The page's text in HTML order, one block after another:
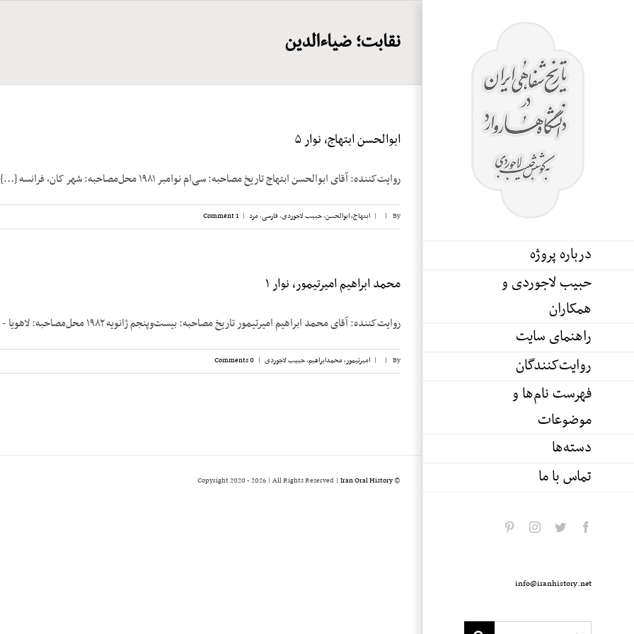
درباره پروژه
حبیب لاجوردی و
همکاران
راهنمای سایت
روایت‌کنندگان
فهرست نام‌ها و
موضوعات
دسته‌ها
تماس با ما
facebook
twitter
instagram
info@iranhistory.net
نقابت؛ ضیاءالدین
ابوالحسن ابتهاج، نوار ۵
روایت‌کننده: آقای ابوالحسن ابتهاج تاریخ مصاحبه: سی‌ام نوامبر ۱۹۸۱ محل‌مصاحبه: شهر کان، فرانسه [...]
By
|
| ابتهاج، ابوالحسن,حبیب لاجوردی,فارسی,مرد |
1 Comment
محمد ابراهیم امیرتیمور، نوار ۱
روایت‌کننده: آقای محمد ابراهیم امیرتیمور تاریخ مصاحبه: بیست‌وپنجم ژانویه ۱۹۸۲ محل‌مصاحبه: لاهویا - [...]
By
|
| امیرتیمور، محمدابراهیم,حبیب لاجوردی |
0 Comments
© Copyright 2020 -
2026 | All Rights Reserved | Iran Oral History